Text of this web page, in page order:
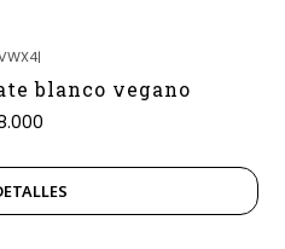
|
blanco vegano